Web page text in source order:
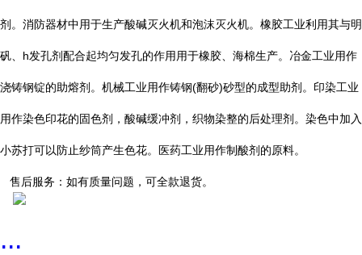
剂。消防器材中用于生产酸碱灭火机和泡沫灭火机。橡胶工业利用其与明
矾、 h发孔剂配合起均匀发孔的作用用于橡胶、海棉生产。冶金工业用作
浇铸钢锭的助熔剂。机械工业用作铸钢(翻砂)砂型的成型助剂。印染工业
用作染色印花的固色剂，酸碱缓冲剂，织物染整的后处理剂。染色中加入
小苏打可以防止纱筒产生色花。医药工业用作制酸剂的原料。
售后服务：如有质量问题，可全款退货。
...